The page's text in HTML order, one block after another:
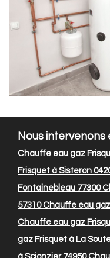
Nous intervenons
Chauffe eau gaz
Frisquet à Sisteron
Fontainebleau 77300
57310Chauffe eau gaz
Chauffe eau gaz
gaz Frisquet à La